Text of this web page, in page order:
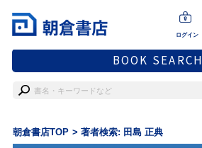
ログイン
BOOK SEARCH
朝倉書店TOP 著者検索: 田島 正典